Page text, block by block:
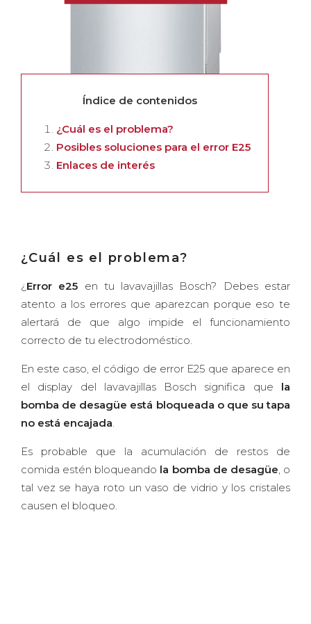
Índice de contenidos
¿Cuál es el problema?
Posibles soluciones para el error E25
Enlaces de interés
¿Cuál es el problema?
¿ Error e25 en tu lavavajillas Bosch? Debes estar
atento a los errores que aparezcan porque eso te
alertará de que algo impide el funcionamiento
correcto de tu electrodoméstico.
En este caso, el código de error E25 que aparece en
el display del lavavajillas Bosch significa que la
bomba de desagüe está bloqueada o que su tapa
no está encajada.
Es probable que la acumulación de restos de
comida estén bloqueando la bomba de desagüe, o
tal vez se haya roto un vaso de vidrio y los cristales
causen el bloqueo.